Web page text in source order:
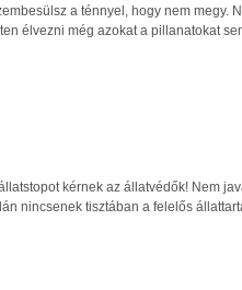
a ténnyel, hogy nem megy.
élvezni még azokat a pillanatokat
kérnek az állatvédők! Nem
nincsenek tisztában a felelős